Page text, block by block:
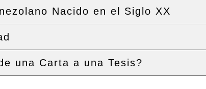
Nacido en el Siglo XX
una Carta a una Tesis?